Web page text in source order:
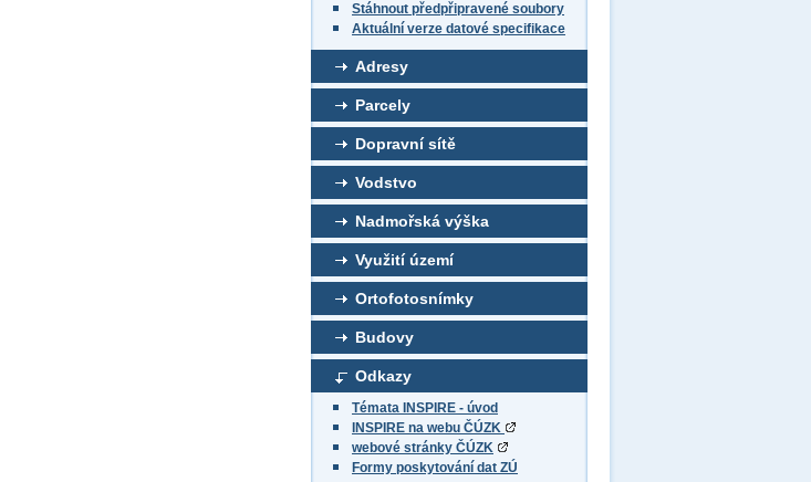
Stáhnout předpřipravené soubory
Aktuální verze datové specifikace
Adresy
Parcely
Dopravní sítě
Vodstvo
Nadmořská výška
Využití území
Ortofotosnímky
Budovy
Odkazy
Témata INSPIRE - úvod
INSPIRE na webu ČÚZK
webové stránky ČÚZK
Formy poskytování dat ZÚ